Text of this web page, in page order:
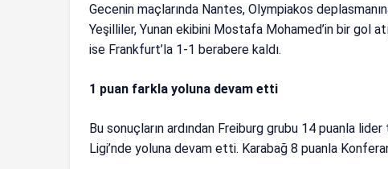
Gecenin maçlarında Nantes, Olympiakos
Yeşilliler, Yunan ekibini Mostafa Mohamed’in bir gol
ise Frankfurt’la 1-1 berabere kaldı.
1 puan farkla yoluna devam etti
Bu sonuçların ardından Freiburg grubu 14 puanla
Ligi’nde yoluna devam etti. Karabağ 8 puanla